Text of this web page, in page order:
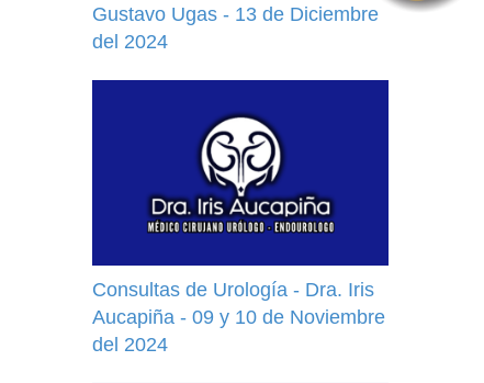
Gustavo Ugas - 13 de Diciembre
del 2024
Consultas de Urología - Dra. Iris
Aucapiña - 09 y 10 de Noviembre
del 2024